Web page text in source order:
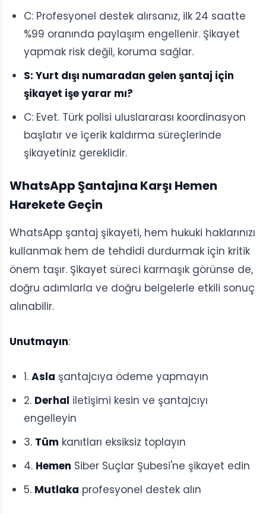
C: Profesyonel destek alırsanız, ilk 24 saatte
%99 oranında paylaşım engellenir. Şikayet
yapmak risk değil, koruma sağlar.
S: Yurt dışı numaradan gelen şantaj için
şikayet işe yarar mı?
C: Evet. Türk polisi uluslararası koordinasyon
başlatır ve içerik kaldırma süreçlerinde
şikayetiniz gereklidir.
WhatsApp Şantajına Karşı Hemen
Harekete Geçin
WhatsApp şantaj şikayeti, hem hukuki haklarınızı
kullanmak hem de tehdidi durdurmak için kritik
önem taşır. Şikayet süreci karmaşık görünse de,
doğru adımlarla ve doğru belgelerle etkili sonuç
alınabilir.
Unutmayın:
1. Asla şantajcıya ödeme yapmayın
2. Derhal iletişimi kesin ve şantajcıyı
engelleyin
3. Tüm kanıtları eksiksiz toplayın
4. Hemen Siber Suçlar Şubesi'ne şikayet edin
5. Mutlaka profesyonel destek alın